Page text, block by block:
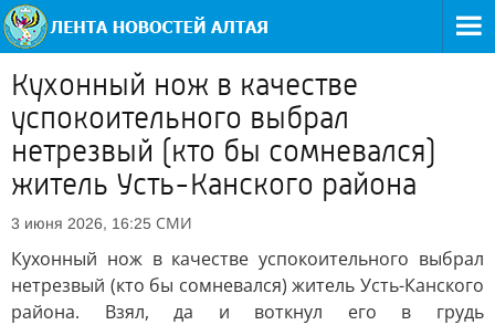
Кухонный нож в качестве
успокоительного выбрал
нетрезвый (кто бы сомневался)
житель Усть-Канского района
3 июня 2026, 16:25 СМИ
Кухонный нож в качестве успокоительного выбрал
нетрезвый (кто бы сомневался) житель Усть-Канского
района. Взял, да и воткнул его в грудь